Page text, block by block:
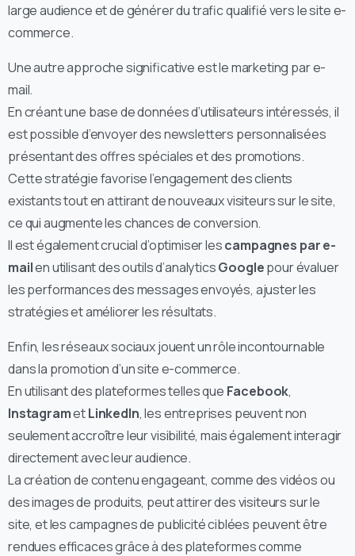
large audience et de générer du trafic qualifié vers le site e-
commerce.
Une autre approche significative est le marketing par e-
mail.
En créant une base de données d’utilisateurs intéressés, il
est possible d’envoyer des newsletters personnalisées
présentant des offres spéciales et des promotions.
Cette stratégie favorise l’engagement des clients
existants tout en attirant de nouveaux visiteurs sur le site,
ce qui augmente les chances de conversion.
Il est également crucial d’optimiser lescampagnes par e-
mailen utilisant des outils d’analyticsGooglepour évaluer
les performances des messages envoyés, ajuster les
stratégies et améliorer les résultats.
Enfin, les réseaux sociaux jouent un rôle incontournable
dans la promotion d’un site e-commerce.
En utilisant des plateformes telles que Facebook,
InstagrametLinkedIn, les entreprises peuvent non
seulement accroître leur visibilité, mais également interagir
directement avec leur audience.
La création de contenu engageant, comme des vidéos ou
des images de produits, peut attirer des visiteurs sur le
site, et les campagnes de publicité ciblées peuvent être
rendues efficaces grâce à des plateformes comme